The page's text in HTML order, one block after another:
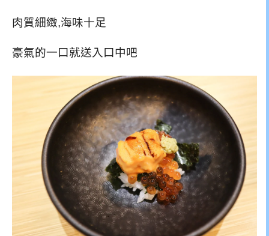
肉質細緻,海味十足
豪氣的一口就送入口中吧